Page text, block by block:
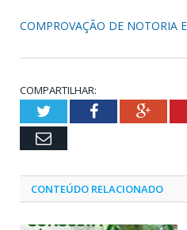
COMPROVAÇÃO DE NOTORIA
COMPARTILHAR:
TwitterFacebook
Email
CONTEÚDO RELACIONADO